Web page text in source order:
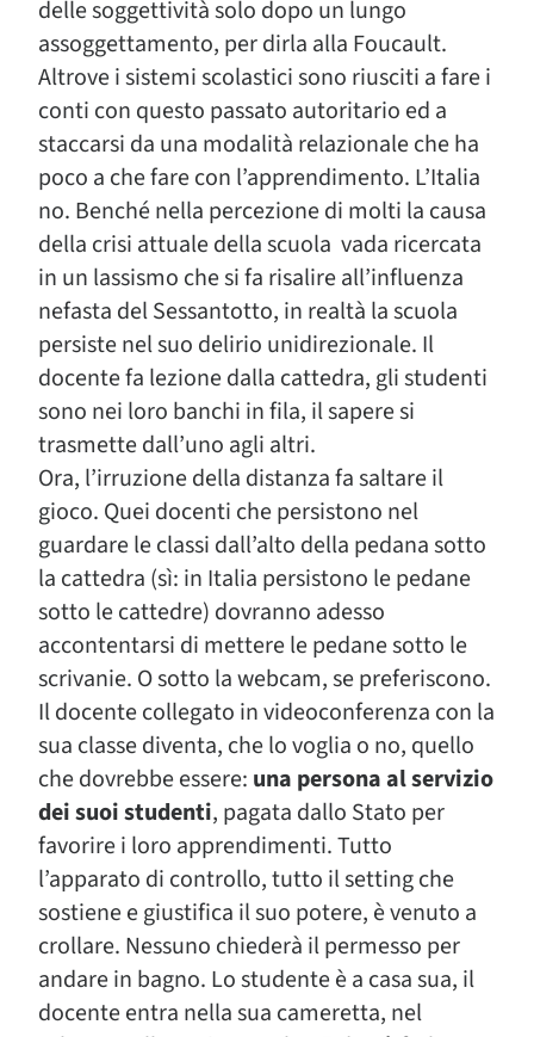
delle soggettività solo dopo un lungo
assoggettamento, per dirla alla Foucault.
Altrove i sistemi scolastici sono riusciti a fare i
conti con questo passato autoritario ed a
staccarsi da una modalità relazionale che ha
poco a che fare con l’apprendimento. L’Italia
no. Benché nella percezione di molti la causa
della crisi attuale della scuola vada ricercata
in un lassismo che si fa risalire all’influenza
nefasta del Sessantotto, in realtà la scuola
persiste nel suo delirio unidirezionale. Il
docente fa lezione dalla cattedra, gli studenti
sono nei loro banchi in fila, il sapere si
trasmette dall’uno agli altri.
Ora, l’irruzione della distanza fa saltare il
gioco. Quei docenti che persistono nel
guardare le classi dall’alto della pedana sotto
la cattedra (sì: in Italia persistono le pedane
sotto le cattedre) dovranno adesso
accontentarsi di mettere le pedane sotto le
scrivanie. O sotto la webcam, se preferiscono.
Il docente collegato in videoconferenza con la
sua classe diventa, che lo voglia o no, quello
che dovrebbe essere: una persona al servizio
dei suoi studenti, pagata dallo Stato per
favorire i loro apprendimenti. Tutto
l’apparato di controllo, tutto il setting che
sostiene e giustifica il suo potere, è venuto a
crollare. Nessuno chiederà il permesso per
andare in bagno. Lo studente è a casa sua, il
docente entra nella sua cameretta, nel